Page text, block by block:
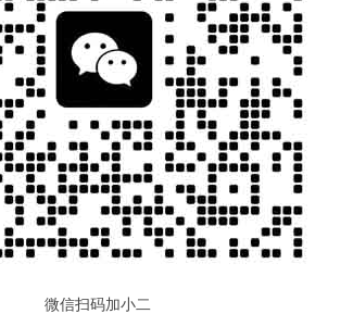
微信扫码加小二